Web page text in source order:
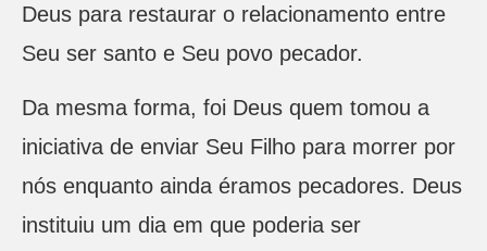
Deus para restaurar o relacionamento entre
Seu ser santo e Seu povo pecador.
Da mesma forma, foi Deus quem tomou a
iniciativa de enviar Seu Filho para morrer por
nós enquanto ainda éramos pecadores. Deus
instituiu um dia em que poderia ser